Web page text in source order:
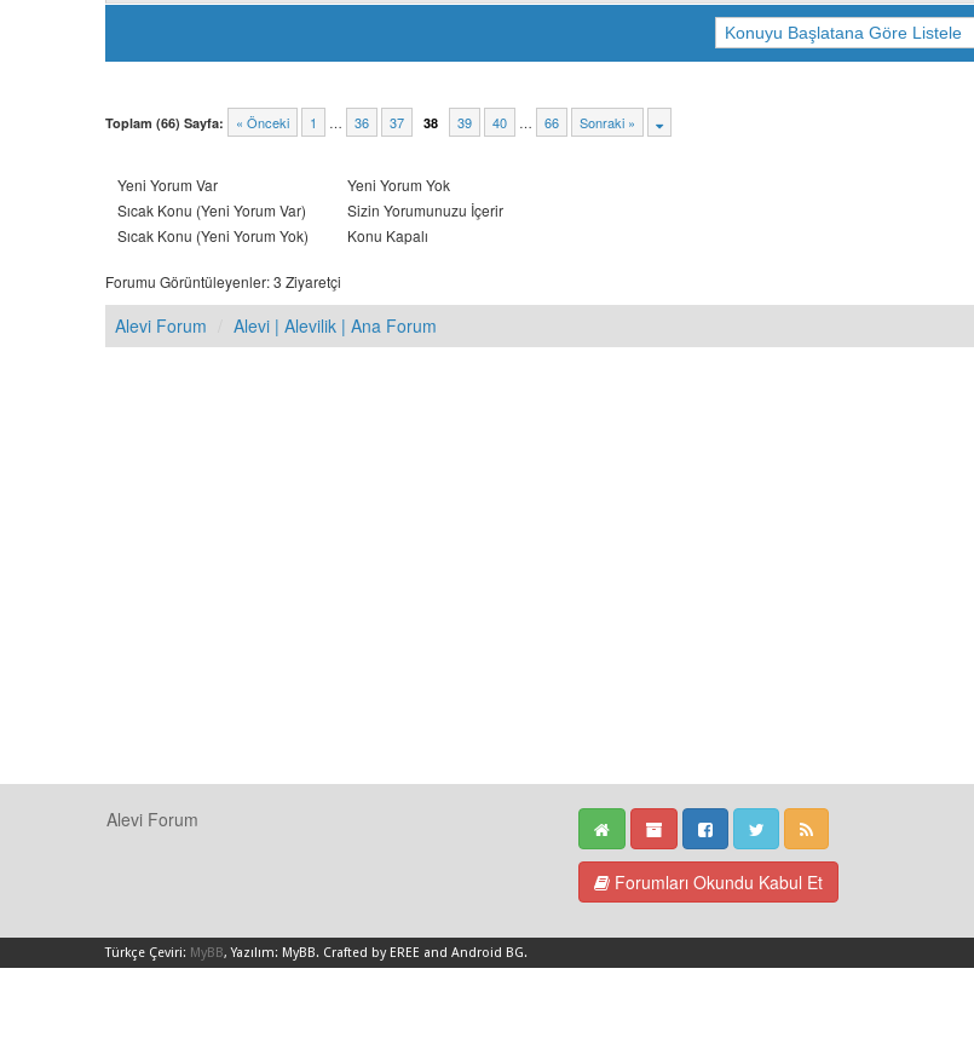
Toplam (66) Sayfa: « Önceki 1 … 36 37 38 39 40 … 66 Sonraki »
Yeni Yorum Var
Sıcak Konu (Yeni Yorum Var)
Sıcak Konu (Yeni Yorum Yok)
Yeni Yorum Yok
Sizin Yorumunuzu İçerir
Konu Kapalı
Forumu Görüntüleyenler: 3 Ziyaretçi
Alevi Forum Alevi | Alevilik | Ana Forum
Alevi Forum
Forumları Okundu Kabul Et
Türkçe Çeviri: MyBB, Yazılım: MyBB. Crafted by EREE and Android BG.